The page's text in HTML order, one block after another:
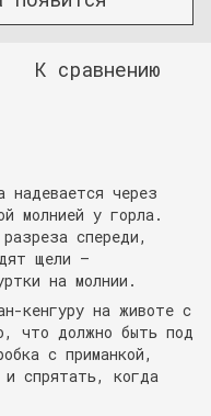
К сравнению
надевается через
молнией у горла.
спереди,
щели —
на молнии.
кенгуру на животе с
что должно быть под
с приманкой,
спрятать, когда